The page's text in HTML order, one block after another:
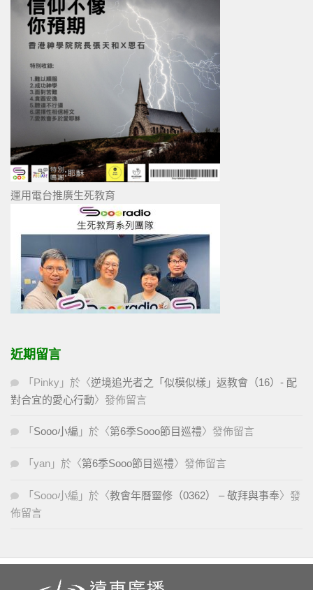
運用電台推廣生死教育
近期留言
「 Pinky 」於〈逆境追光者之「似模似樣」返教會（16）- 配
對合宜的愛心行動〉發佈留言
「 Sooo小編 」於〈第6季Sooo節目巡禮〉發佈留言
「 yan 」於〈第6季Sooo節目巡禮〉發佈留言
「 Sooo小編 」於〈教會年曆靈修（0362） – 敬拜與事奉〉發
佈留言